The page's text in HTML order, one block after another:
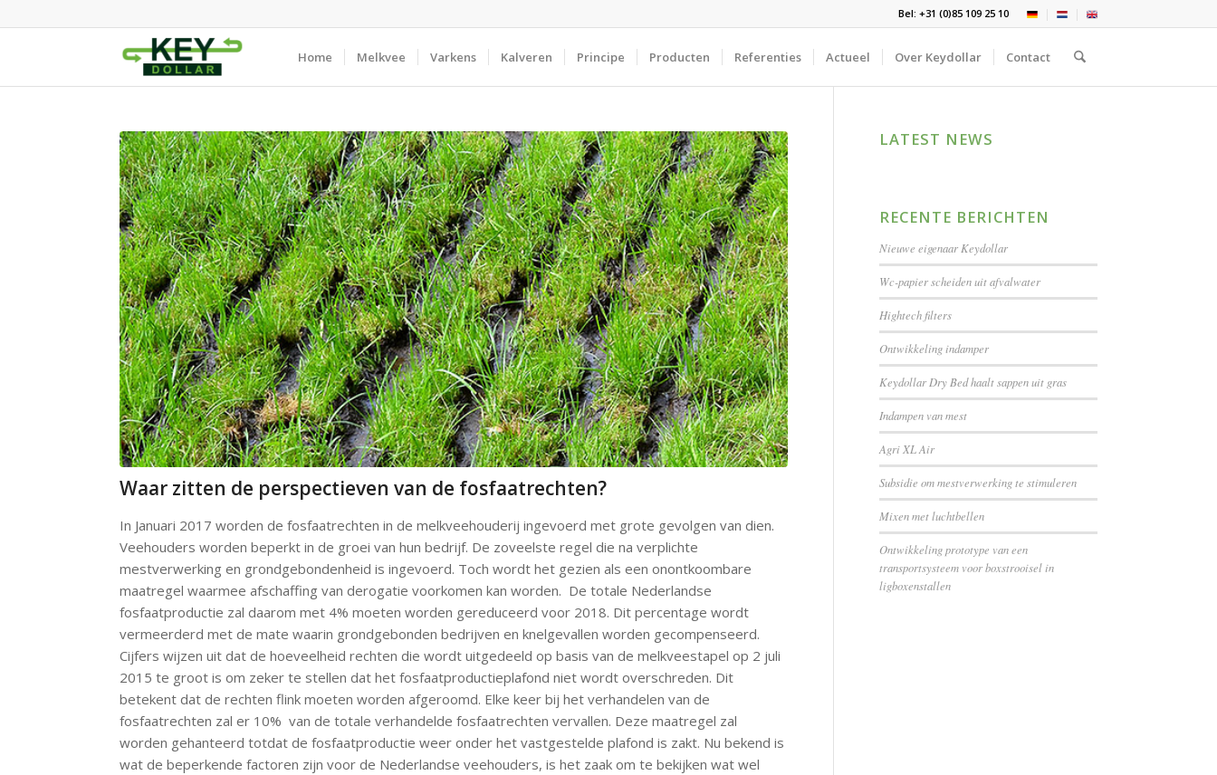
Bel: +31 (0)85 109 25 10
Home Melkvee Varkens Kalveren Principe Producten Referenties Actueel Over Keydollar Contact
Waar zitten de perspectieven van de fosfaatrechten?
In Januari 2017 worden de fosfaatrechten in de melkveehouderij ingevoerd met grote gevolgen van dien.
Veehouders worden beperkt in de groei van hun bedrijf. De zoveelste regel die na verplichte
mestverwerking en grondgebondenheid is ingevoerd. Toch wordt het gezien als een onontkoombare
maatregel waarmee afschaffing van derogatie voorkomen kan worden. De totale Nederlandse
fosfaatproductie zal daarom met 4% moeten worden gereduceerd voor 2018. Dit percentage wordt
vermeerderd met de mate waarin grondgebonden bedrijven en knelgevallen worden gecompenseerd.
Cijfers wijzen uit dat de hoeveelheid rechten die wordt uitgedeeld op basis van de melkveestapel op 2 juli
2015 te groot is om zeker te stellen dat het fosfaatproductieplafond niet wordt overschreden. Dit
betekent dat de rechten flink moeten worden afgeroomd. Elke keer bij het verhandelen van de
fosfaatrechten zal er 10% van de totale verhandelde fosfaatrechten vervallen. Deze maatregel zal
worden gehanteerd totdat de fosfaatproductie weer onder het vastgestelde plafond is zakt. Nu bekend is
wat de beperkende factoren zijn voor de Nederlandse veehouders, is het zaak om te bekijken wat wel
LATEST NEWS
RECENTE BERICHTEN
Nieuwe eigenaar Keydollar
Wc-papier scheiden uit afvalwater
Hightech filters
Ontwikkeling indamper
Keydollar Dry Bed haalt sappen uit gras
Indampen van mest
Agri XL Air
Subsidie om mestverwerking te stimuleren
Mixen met luchtbellen
Ontwikkeling prototype van een
transportsysteem voor boxstrooisel in
ligboxenstallen